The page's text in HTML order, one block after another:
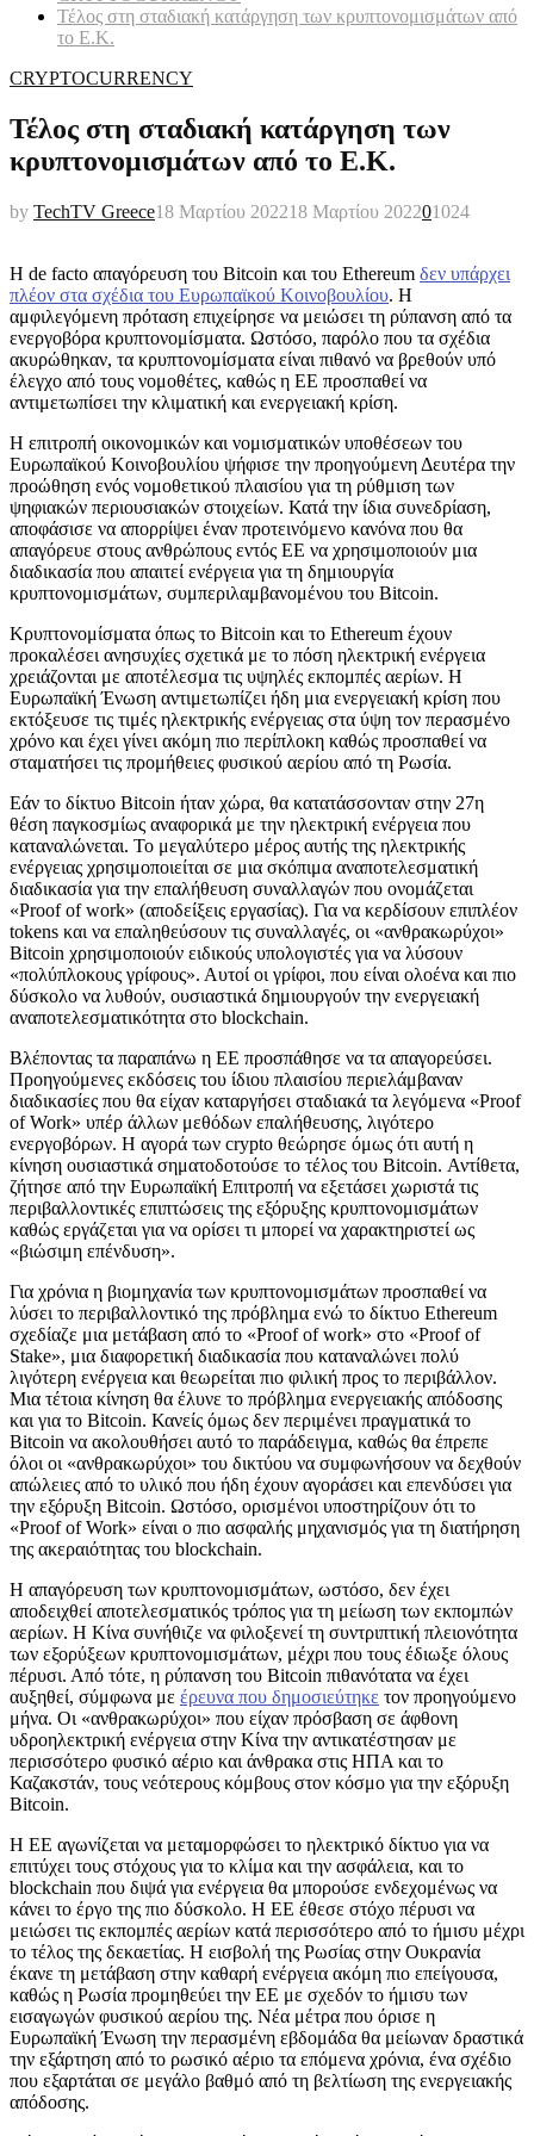
Τέλος στη σταδιακή κατάργηση των κρυπτονομισμάτων από
το Ε.Κ.
CRYPTOCURRENCY
Τέλος στη σταδιακή κατάργηση των
κρυπτονομισμάτων από το Ε.Κ.
by TechTV Greece18 Μαρτίου 202218 Μαρτίου 202201024
Η de facto απαγόρευση του Bitcoin και του Ethereum δεν υπάρχει
πλέον στα σχέδια του Ευρωπαϊκού Κοινοβουλίου. Η
αμφιλεγόμενη πρόταση επιχείρησε να μειώσει τη ρύπανση από τα
ενεργοβόρα κρυπτονομίσματα. Ωστόσο, παρόλο που τα σχέδια
ακυρώθηκαν, τα κρυπτονομίσματα είναι πιθανό να βρεθούν υπό
έλεγχο από τους νομοθέτες, καθώς η ΕΕ προσπαθεί να
αντιμετωπίσει την κλιματική και ενεργειακή κρίση.
Η επιτροπή οικονομικών και νομισματικών υποθέσεων του
Ευρωπαϊκού Κοινοβουλίου ψήφισε την προηγούμενη Δευτέρα την
προώθηση ενός νομοθετικού πλαισίου για τη ρύθμιση των
ψηφιακών περιουσιακών στοιχείων. Κατά την ίδια συνεδρίαση,
αποφάσισε να απορρίψει έναν προτεινόμενο κανόνα που θα
απαγόρευε στους ανθρώπους εντός ΕΕ να χρησιμοποιούν μια
διαδικασία που απαιτεί ενέργεια για τη δημιουργία
κρυπτονομισμάτων, συμπεριλαμβανομένου του Bitcoin.
Κρυπτονομίσματα όπως το Bitcoin και το Ethereum έχουν
προκαλέσει ανησυχίες σχετικά με το πόση ηλεκτρική ενέργεια
χρειάζονται με αποτέλεσμα τις υψηλές εκπομπές αερίων. Η
Ευρωπαϊκή Ένωση αντιμετωπίζει ήδη μια ενεργειακή κρίση που
εκτόξευσε τις τιμές ηλεκτρικής ενέργειας στα ύψη τον περασμένο
χρόνο και έχει γίνει ακόμη πιο περίπλοκη καθώς προσπαθεί να
σταματήσει τις προμήθειες φυσικού αερίου από τη Ρωσία.
Εάν το δίκτυο Bitcoin ήταν χώρα, θα κατατάσσονταν στην 27η
θέση παγκοσμίως αναφορικά με την ηλεκτρική ενέργεια που
καταναλώνεται. Το μεγαλύτερο μέρος αυτής της ηλεκτρικής
ενέργειας χρησιμοποιείται σε μια σκόπιμα αναποτελεσματική
διαδικασία για την επαλήθευση συναλλαγών που ονομάζεται
«Proof of work» (αποδείξεις εργασίας). Για να κερδίσουν επιπλέον
tokens και να επαληθεύσουν τις συναλλαγές, οι «ανθρακωρύχοι»
Bitcoin χρησιμοποιούν ειδικούς υπολογιστές για να λύσουν
«πολύπλοκους γρίφους». Αυτοί οι γρίφοι, που είναι ολοένα και πιο
δύσκολο να λυθούν, ουσιαστικά δημιουργούν την ενεργειακή
αναποτελεσματικότητα στο blockchain.
Βλέποντας τα παραπάνω η ΕΕ προσπάθησε να τα απαγορεύσει.
Προηγούμενες εκδόσεις του ίδιου πλαισίου περιελάμβαναν
διαδικασίες που θα είχαν καταργήσει σταδιακά τα λεγόμενα «Proof
of Work» υπέρ άλλων μεθόδων επαλήθευσης, λιγότερο
ενεργοβόρων. Η αγορά των crypto θεώρησε όμως ότι αυτή η
κίνηση ουσιαστικά σηματοδοτούσε το τέλος του Bitcoin. Αντίθετα,
ζήτησε από την Ευρωπαϊκή Επιτροπή να εξετάσει χωριστά τις
περιβαλλοντικές επιπτώσεις της εξόρυξης κρυπτονομισμάτων
καθώς εργάζεται για να ορίσει τι μπορεί να χαρακτηριστεί ως
«βιώσιμη επένδυση».
Για χρόνια η βιομηχανία των κρυπτονομισμάτων προσπαθεί να
λύσει το περιβαλλοντικό της πρόβλημα ενώ το δίκτυο Ethereum
σχεδίαζε μια μετάβαση από το «Proof of work» στο «Proof of
Stake», μια διαφορετική διαδικασία που καταναλώνει πολύ
λιγότερη ενέργεια και θεωρείται πιο φιλική προς το περιβάλλον.
Μια τέτοια κίνηση θα έλυνε το πρόβλημα ενεργειακής απόδοσης
και για το Bitcoin. Κανείς όμως δεν περιμένει πραγματικά το
Bitcoin να ακολουθήσει αυτό το παράδειγμα, καθώς θα έπρεπε
όλοι οι «ανθρακωρύχοι» του δικτύου να συμφωνήσουν να δεχθούν
απώλειες από το υλικό που ήδη έχουν αγοράσει και επενδύσει για
την εξόρυξη Bitcoin. Ωστόσο, ορισμένοι υποστηρίζουν ότι το
«Proof of Work» είναι ο πιο ασφαλής μηχανισμός για τη διατήρηση
της ακεραιότητας του blockchain.
Η απαγόρευση των κρυπτονομισμάτων, ωστόσο, δεν έχει
αποδειχθεί αποτελεσματικός τρόπος για τη μείωση των εκπομπών
αερίων. Η Κίνα συνήθιζε να φιλοξενεί τη συντριπτική πλειονότητα
των εξορύξεων κρυπτονομισμάτων, μέχρι που τους έδιωξε όλους
πέρυσι. Από τότε, η ρύπανση του Bitcoin πιθανότατα να έχει
αυξηθεί, σύμφωνα με έρευνα που δημοσιεύτηκε τον προηγούμενο
μήνα. Οι «ανθρακωρύχοι» που είχαν πρόσβαση σε άφθονη
υδροηλεκτρική ενέργεια στην Κίνα την αντικατέστησαν με
περισσότερο φυσικό αέριο και άνθρακα στις ΗΠΑ και το
Καζακστάν, τους νεότερους κόμβους στον κόσμο για την εξόρυξη
Bitcoin.
Η ΕΕ αγωνίζεται να μεταμορφώσει το ηλεκτρικό δίκτυο για να
επιτύχει τους στόχους για το κλίμα και την ασφάλεια, και το
blockchain που διψά για ενέργεια θα μπορούσε ενδεχομένως να
κάνει το έργο της πιο δύσκολο. Η ΕΕ έθεσε στόχο πέρυσι να
μειώσει τις εκπομπές αερίων κατά περισσότερο από το ήμισυ μέχρι
το τέλος της δεκαετίας. Η εισβολή της Ρωσίας στην Ουκρανία
έκανε τη μετάβαση στην καθαρή ενέργεια ακόμη πιο επείγουσα,
καθώς η Ρωσία προμηθεύει την ΕΕ με σχεδόν το ήμισυ των
εισαγωγών φυσικού αερίου της. Νέα μέτρα που όρισε η
Ευρωπαϊκή Ένωση την περασμένη εβδομάδα θα μείωναν δραστικά
την εξάρτηση από το ρωσικό αέριο τα επόμενα χρόνια, ένα σχέδιο
που εξαρτάται σε μεγάλο βαθμό από τη βελτίωση της ενεργειακής
απόδοσης.